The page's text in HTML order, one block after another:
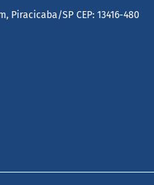
Piracicaba/SP CEP: 13416-480